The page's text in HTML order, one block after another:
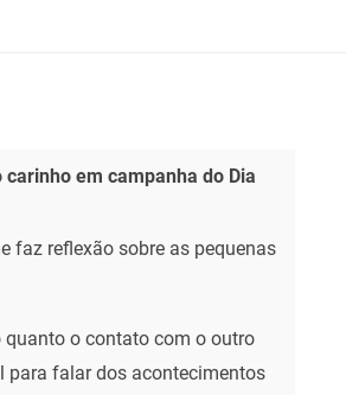
em campanha do Dia
faz reflexão sobre as pequenas
o contato com o outro
para falar dos acontecimentos